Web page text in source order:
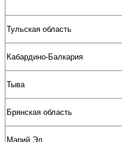
Тульская область
Кабардино-Балкария
Тыва
Брянская область
Марий Эл